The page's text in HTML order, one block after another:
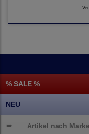
% SALE %
NEU
➨ Artikel nach